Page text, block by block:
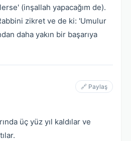
(inşallah yapacağım de).
zikret ve de ki: 'Umulur
daha yakın bir başarıya
🔗 Paylaş
üç yüz yıl kaldılar ve